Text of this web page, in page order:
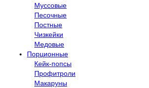
Муссовые
Песочные
Постные
Чизкейки
Медовые
Порционные
Кейк-попсы
Профитроли
Макаруны